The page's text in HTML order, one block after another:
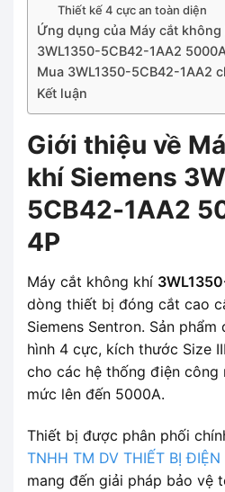
Thiết kế 4 cực an toàn diện
Ứng dụng của Máy cắt không
3WL1350-5CB42-1AA2
Mua 3WL1350-5CB42-1AA2
Kết luận
Giới thiệu về
khí Siemens
5CB42-1AA2
4P
Máy cắt không khí
dòng thiết bị đóng cắt cao
Siemens Sentron. Sản
hình 4 cực, kích thước Size
cho các hệ thống điện
mức lên đến 5000A.
Thiết bị được phân phối
TNHH TM DV THIẾT BỊ
mang đến giải pháp bảo vệ